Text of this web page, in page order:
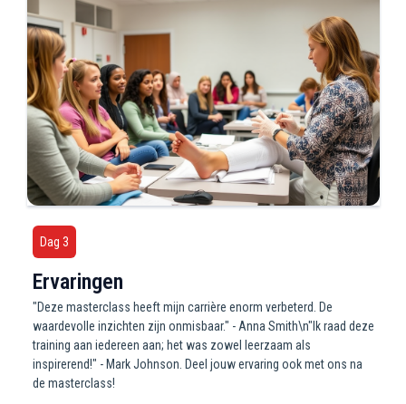
Dag 3
Ervaringen
"Deze masterclass heeft mijn carrière enorm verbeterd. De
waardevolle inzichten zijn onmisbaar." - Anna Smith\n"Ik raad deze
training aan iedereen aan; het was zowel leerzaam als
inspirerend!" - Mark Johnson. Deel jouw ervaring ook met ons na
de masterclass!